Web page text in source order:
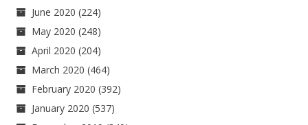
June 2020 (224)
May 2020 (248)
April 2020 (204)
March 2020 (464)
February 2020 (392)
January 2020 (537)